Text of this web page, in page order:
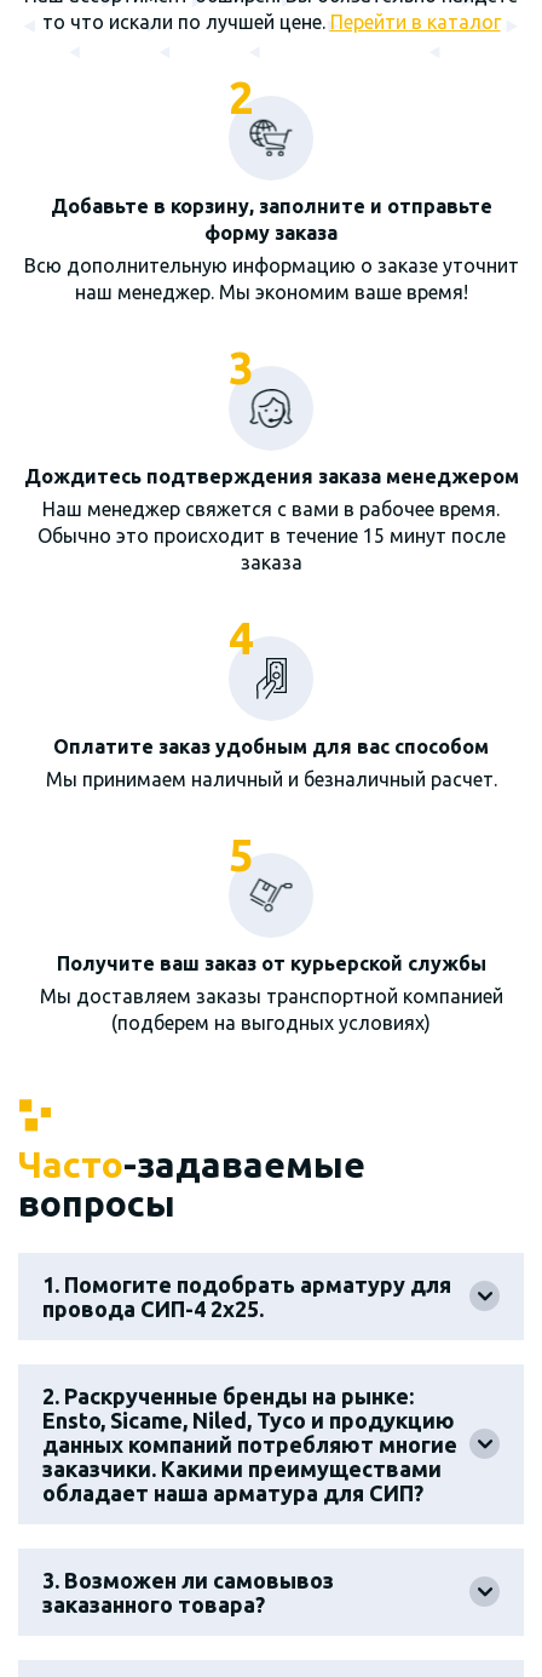
то что искали по лучшей цене. Перейти в каталог
2
Добавьте в корзину, заполните и отправьте
форму заказа
Всю дополнительную информацию о заказе уточнит
наш менеджер. Мы экономим ваше время!
3
Дождитесь подтверждения заказа менеджером
Наш менеджер свяжется с вами в рабочее время.
Обычно это происходит в течение 15 минут после
заказа
4
Оплатите заказ удобным для вас способом
Мы принимаем наличный и безналичный расчет.
5
Получите ваш заказ от курьерской службы
Мы доставляем заказы транспортной компанией
(подберем на выгодных условиях)
Часто-задаваемые
вопросы
1. Помогите подобрать арматуру для
провода СИП-4 2х25.
2. Раскрученные бренды на рынке:
Ensto, Sicame, Niled, Tyco и продукцию
данных компаний потребляют многие
заказчики. Какими преимуществами
обладает наша арматура для СИП?
3. Возможен ли самовывоз
заказанного товара?